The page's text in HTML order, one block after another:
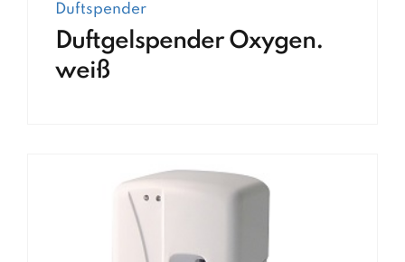
Duftspender
Duftgelspender Oxygen.
weiß